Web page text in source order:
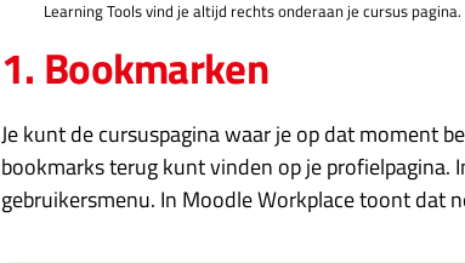
Learning Tools vind je altijd rechts onderaan je cursus
1. Bookmarken
Je kunt de cursuspagina waar je op dat moment
bookmarks terug kunt vinden op je profielpagina.
gebruikersmenu. In Moodle Workplace toont dat